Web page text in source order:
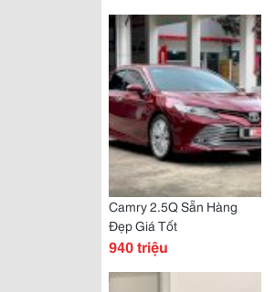
Camry 2.5Q Sẵn Hàng
Đẹp Giá Tốt
940 triệu